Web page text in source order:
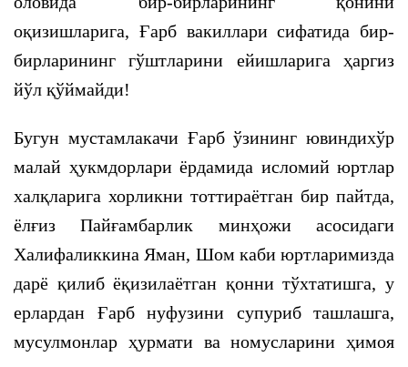
оқизишларига, Ғарб вакиллари сифатида бир-
бирларининг гўштларини ейишларига ҳаргиз
йўл қўймайди!
Бугун мустамлакачи Ғарб ўзининг ювиндихўр
малай ҳукмдорлари ёрдамида исломий юртлар
халқларига хорликни тоттираётган бир пайтда,
ёлғиз Пайғамбарлик минҳожи асосидаги
Халифаликкина Яман, Шом каби юртларимизда
дарё қилиб ёқизилаётган қонни тўхтатишга, у
ерлардан Ғарб нуфузини супуриб ташлашга,
мусулмонлар ҳурмати ва номусларини ҳимоя